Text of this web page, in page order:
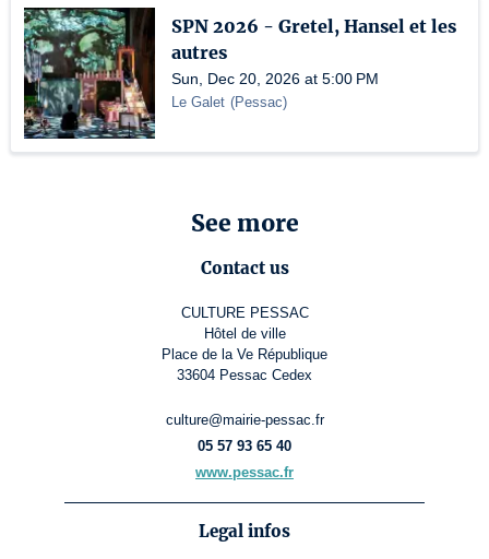
SPN 2026 - Gretel, Hansel et les
autres
Sun, Dec 20, 2026 at 5:00 PM
Le Galet (Pessac)
See more
Contact us
CULTURE PESSAC
Hôtel de ville
Place de la Ve République
33604 Pessac Cedex
culture@mairie-pessac.fr
05 57 93 65 40
www.pessac.fr
Legal infos